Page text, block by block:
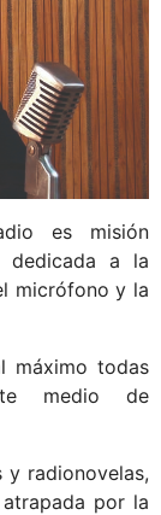
es misión
dedicada a la
micrófono y la
máximo todas
medio de
y radionovelas,
por la